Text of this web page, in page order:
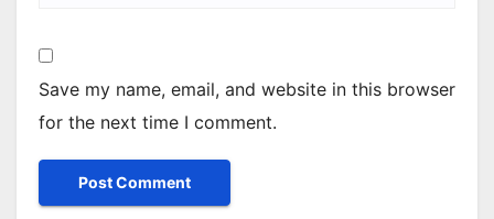
Save my name, email, and website in this browser
for the next time I comment.